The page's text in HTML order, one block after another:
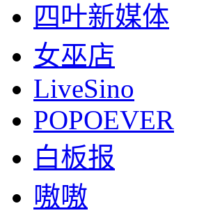
四叶新媒体
女巫店
LiveSino
POPOEVER
白板报
嗷嗷